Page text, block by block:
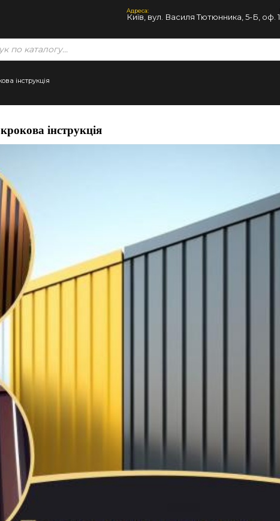
Адреса:
Київ, вул. Василя Тютюнника, 5-Б, оф. 1
інструкція
інструкція